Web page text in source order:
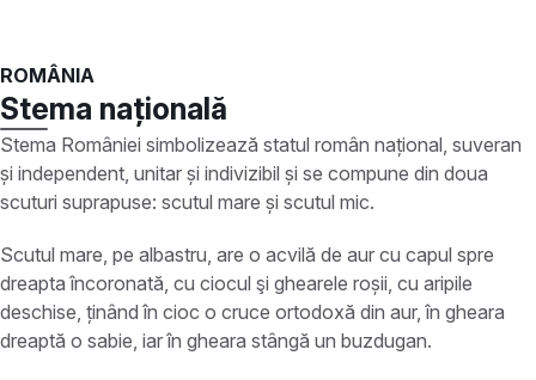
ROMÂNIA
Stema națională
Stema României simbolizează statul român național, suveran
și independent, unitar și indivizibil și se compune din doua
scuturi suprapuse: scutul mare și scutul mic.
Scutul mare, pe albastru, are o acvilă de aur cu capul spre
dreapta încoronată, cu ciocul şi ghearele roșii, cu aripile
deschise, ținând în cioc o cruce ortodoxă din aur, în gheara
dreaptă o sabie, iar în gheara stângă un buzdugan.